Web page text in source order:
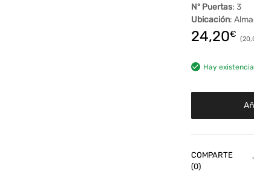
Nº Puertas: 3
Ubicación:
24,20€
Hay
COMPARTE
(0)